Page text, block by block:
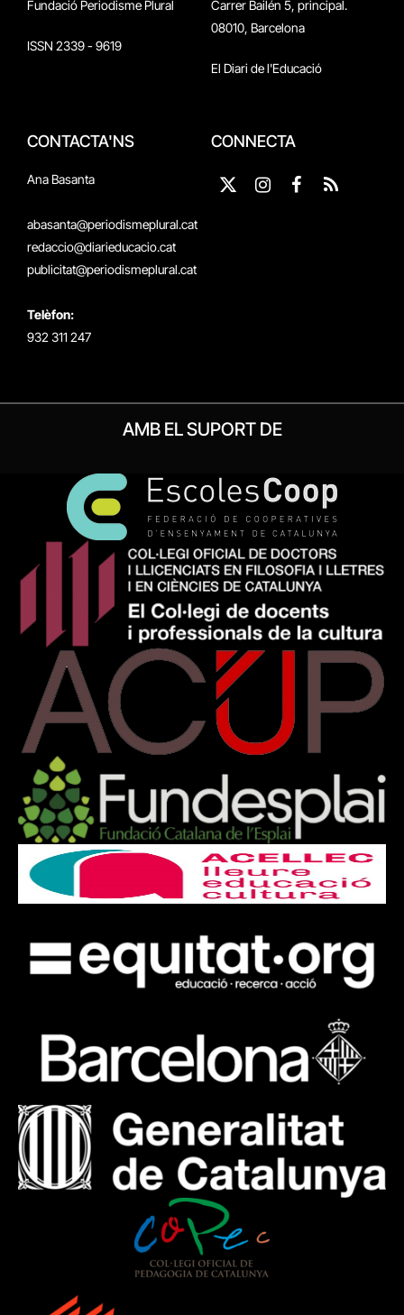
Fundació Periodisme Plural
ISSN 2339 - 9619
Carrer Bailén 5, principal.
08010, Barcelona
El Diari de l'Educació
CONTACTA'NS
Ana Basanta
abasanta@periodismeplural.cat
redaccio@diarieducacio.cat
publicitat@periodismeplural.cat
Telèfon:
932 311 247
CONNECTA
X
Instagram
Facebook
RSS
AMB EL SUPORT DE